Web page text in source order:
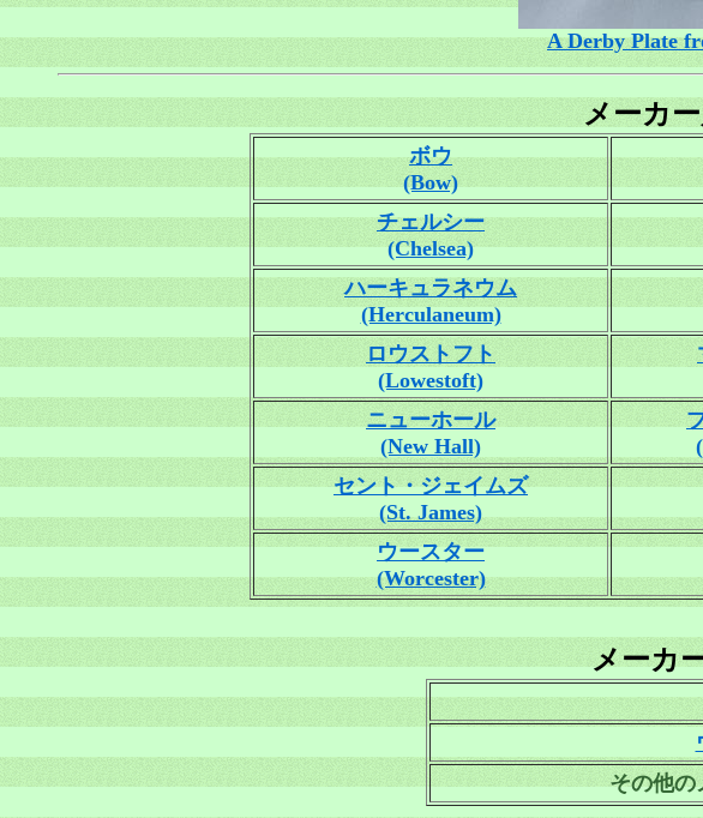
A Derby Plate
メーカ
ボウ
(Bow)
チェルシー
(Chelsea)
ハーキュラネウム
(Herculaneum)
ロウストフト
(Lowestoft)
ニューホール
(New Hall)
セント・ジェイムズ
(St. James)
ウースター
(Worcester)
メーカ
その他の